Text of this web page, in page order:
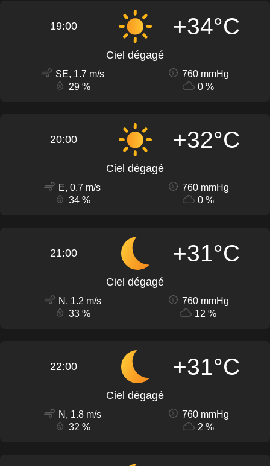
19:00 +34°C
Ciel dégagé
SE, 1.7 m/s
760 mmHg
29 %
0 %
20:00 +32°C
Ciel dégagé
E, 0.7 m/s
760 mmHg
34 %
0 %
21:00 +31°C
Ciel dégagé
N, 1.2 m/s
760 mmHg
33 %
12 %
22:00 +31°C
Ciel dégagé
N, 1.8 m/s
760 mmHg
32 %
2 %